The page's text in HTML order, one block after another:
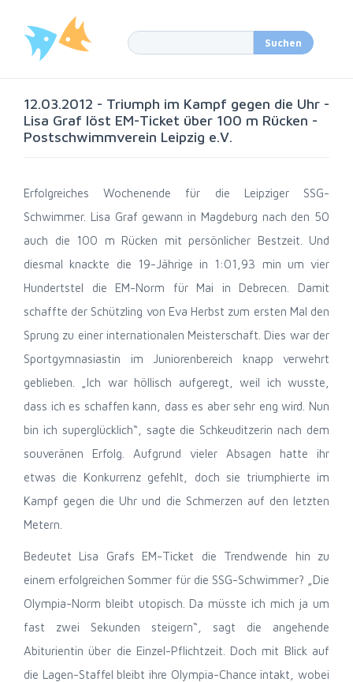
12.03.2012 - Triumph im Kampf gegen die Uhr -
Lisa Graf löst EM-Ticket über 100 m Rücken -
Postschwimmverein Leipzig e.V.
Erfolgreiches Wochenende für die Leipziger SSG-
Schwimmer. Lisa Graf gewann in Magdeburg nach den 50
auch die 100 m Rücken mit persönlicher Bestzeit. Und
diesmal knackte die 19-Jährige in 1:01,93 min um vier
Hundertstel die EM-Norm für Mai in Debrecen. Damit
schaffte der Schützling von Eva Herbst zum ersten Mal den
Sprung zu einer internationalen Meisterschaft. Dies war der
Sportgymnasiastin im Juniorenbereich knapp verwehrt
geblieben. „Ich war höllisch aufgeregt, weil ich wusste,
dass ich es schaffen kann, dass es aber sehr eng wird. Nun
bin ich superglücklich“, sagte die Schkeuditzerin nach dem
souveränen Erfolg. Aufgrund vieler Absagen hatte ihr
etwas die Konkurrenz gefehlt, doch sie triumphierte im
Kampf gegen die Uhr und die Schmerzen auf den letzten
Metern.
Bedeutet Lisa Grafs EM-Ticket die Trendwende hin zu
einem erfolgreichen Sommer für die SSG-Schwimmer? „Die
Olympia-Norm bleibt utopisch. Da müsste ich mich ja um
fast zwei Sekunden steigern“, sagt die angehende
Abiturientin über die Einzel-Pflichtzeit. Doch mit Blick auf
die Lagen-Staffel bleibt ihre Olympia-Chance intakt, wobei